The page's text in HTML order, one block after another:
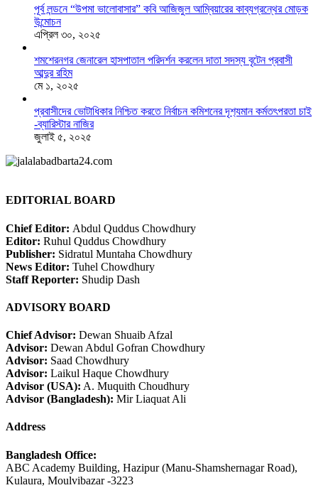
পূর্ব লন্ডনে “উপমা ভালোবাসার” কবি আজিজুল আম্বিয়ারের কাব্যগ্রন্থের মোড়ক
উন্মোচন
এপ্রিল ৩০, ২০২৫
শমশেরনগর জেনারেল হাসপাতাল পরিদর্শন করলেন দাতা সদস্য বৃটেন প্রবাসী
আব্দুর রহিম
মে ১, ২০২৫
প্রবাসীদের ভোটাধিকার নিশ্চিত করতে নির্বাচন কমিশনের দৃশ‍্যমান কর্মতৎপরতা চাই
-ব্যারিস্টার নাজির
জুলাই ৫, ২০২৫
EDITORIAL BOARD
Chief Editor: Abdul Quddus Chowdhury
Editor: Ruhul Quddus Chowdhury
Publisher: Sidratul Muntaha Chowdhury
News Editor: Tuhel Chowdhury
Staff Reporter: Shudip Dash
ADVISORY BOARD
Chief Advisor: Dewan Shuaib Afzal
Advisor: Dewan Abdul Gofran Chowdhury
Advisor: Saad Chowdhury
Advisor: Laikul Haque Chowdhury
Advisor (USA): A. Muquith Choudhury
Advisor (Bangladesh): Mir Liaquat Ali
Address
Bangladesh Office:
ABC Academy Building, Hazipur (Manu-Shamshernagar Road),
Kulaura, Moulvibazar -3223